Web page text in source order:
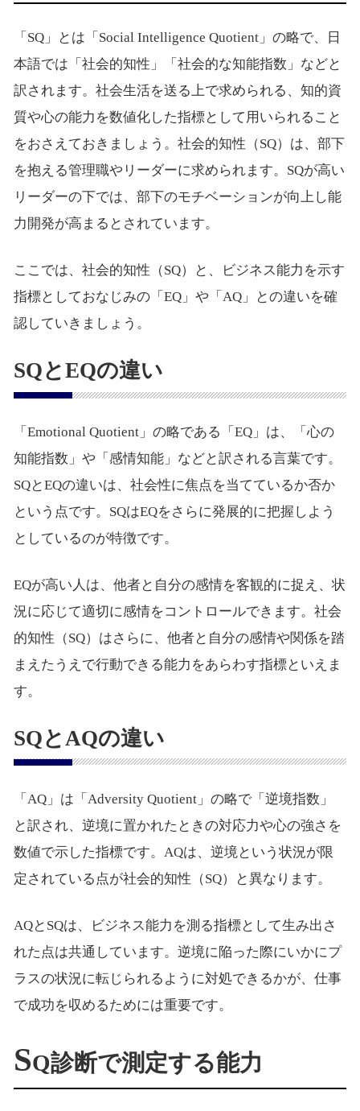
「SQ」とは「Social Intelligence Quotient」の略で、日
本語では「社会的知性」「社会的な知能指数」などと
訳されます。社会生活を送る上で求められる、知的資
質や心の能力を数値化した指標として用いられること
をおさえておきましょう。社会的知性（SQ）は、部下
を抱える管理職やリーダーに求められます。SQが高い
リーダーの下では、部下のモチベーションが向上し能
力開発が高まるとされています。
ここでは、社会的知性（SQ）と、ビジネス能力を示す
指標としておなじみの「EQ」や「AQ」との違いを確
認していきましょう。
SQとEQの違い
「Emotional Quotient」の略である「EQ」は、「心の
知能指数」や「感情知能」などと訳される言葉です。
SQとEQの違いは、社会性に焦点を当てているか否か
という点です。SQはEQをさらに発展的に把握しよう
としているのが特徴です。
EQが高い人は、他者と自分の感情を客観的に捉え、状
況に応じて適切に感情をコントロールできます。社会
的知性（SQ）はさらに、他者と自分の感情や関係を踏
まえたうえで行動できる能力をあらわす指標といえま
す。
SQとAQの違い
「AQ」は「Adversity Quotient」の略で「逆境指数」
と訳され、逆境に置かれたときの対応力や心の強さを
数値で示した指標です。AQは、逆境という状況が限
定されている点が社会的知性（SQ）と異なります。
AQとSQは、ビジネス能力を測る指標として生み出さ
れた点は共通しています。逆境に陥った際にいかにプ
ラスの状況に転じられるように対処できるかが、仕事
で成功を収めるためには重要です。
SQ診断で測定する能力